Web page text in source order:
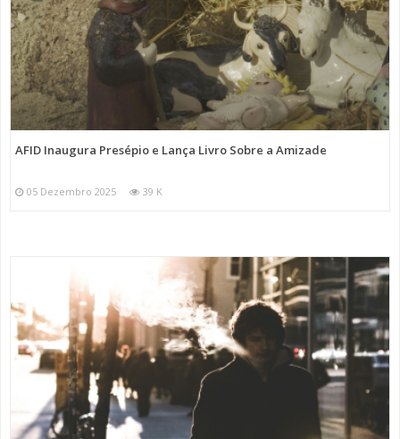
AFID Inaugura Presépio e Lança Livro Sobre a Amizade
05 Dezembro 2025 39 K